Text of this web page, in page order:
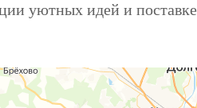
уютных идей и